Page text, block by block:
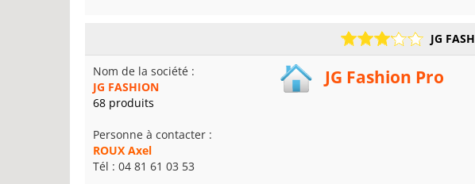
JG
Nom de la société :
JG FASHION
68 produits
Personne à contacter :
ROUX Axel
Tél : 04 81 61 03 53
JG Fashion Pro